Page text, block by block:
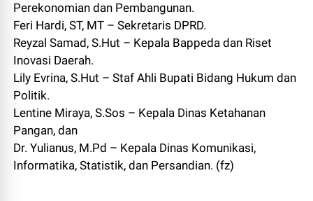
Perekonomian dan Pembangunan.
Feri Hardi, ST, MT – Sekretaris DPRD.
Reyzal Samad, S.Hut – Kepala Bappeda dan Riset
Inovasi Daerah.
Lily Evrina, S.Hut – Staf Ahli Bupati Bidang Hukum dan
Politik.
Lentine Miraya, S.Sos – Kepala Dinas Ketahanan
Pangan, dan
Dr. Yulianus, M.Pd – Kepala Dinas Komunikasi,
Informatika, Statistik, dan Persandian. (fz)